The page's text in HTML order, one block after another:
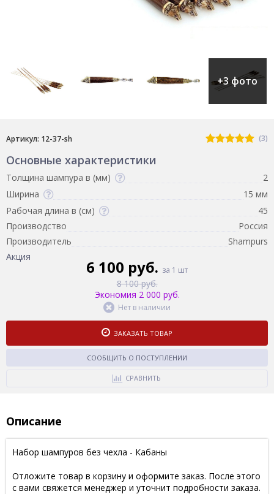
+3 фото
Артикул: 12-37-sh (3)
Основные характеристики
Толщина шампура в (мм)
2
Ширина
15 мм
Рабочая длина в (см)
45
Производство
Россия
Производитель
Shampurs
Акция
6 100 руб. за 1 шт
8 100 руб.
Экономия 2 000 руб.
Нет в наличии
ЗАКАЗАТЬ ТОВАР
СООБЩИТЬ О ПОСТУПЛЕНИИ
СРАВНИТЬ
Описание
Набор шампуров без чехла - Кабаны
Отложите товар в корзину и оформите заказ. После этого
с вами свяжется менеджер и уточнит подробности заказа.